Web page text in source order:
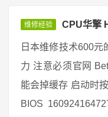
维修经验 CPU华擎
日本维修技术600元
力 注意必须官网
能会掉缓存 启动时
BIOS